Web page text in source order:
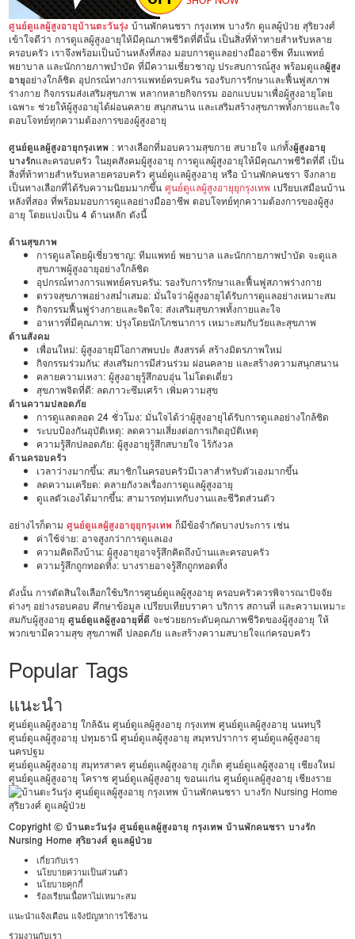
ศูนย์ดูแลผู้สูงอายุบ้านตะวันรุ่งบ้านพักคนชรา กรุงเทพ บางรัก ดูแลผู้ป่วย สุริยวงศ์
เข้าใจดีว่า การดูแลผู้สูงอายุให้มีคุณภาพชีวิตที่ดีนั้น เป็นสิ่งที่ท้าทายสำหรับหลาย
ครอบครัว เราจึงพร้อมเป็นบ้านหลังที่สอง มอบการดูแลอย่างมืออาชีพ ทีมแพทย์
พยาบาล และนักกายภาพบำบัด ที่มีความเชี่ยวชาญ ประสบการณ์สูง พร้อมดูแลผู้สูง
อายุอย่างใกล้ชิด อุปกรณ์ทางการแพทย์ครบครัน รองรับการรักษาและฟื้นฟูสภาพ
ร่างกาย กิจกรรมส่งเสริมสุขภาพ หลากหลายกิจกรรม ออกแบบมาเพื่อผู้สูงอายุโดย
เฉพาะ ช่วยให้ผู้สูงอายุได้ผ่อนคลาย สนุกสนาน และเสริมสร้างสุขภาพทั้งกายและใจ
ตอบโจทย์ทุกความต้องการของผู้สูงอายุ
ศูนย์ดูแลผู้สูงอายุกรุงเทพ : ทางเลือกที่มอบความสุขกาย สบายใจ แก่ทั้งผู้สูงอายุ
บางรักและครอบครัว ในยุคสังคมผู้สูงอายุ การดูแลผู้สูงอายุให้มีคุณภาพชีวิตที่ดี เป็น
สิ่งที่ท้าทายสำหรับหลายครอบครัว ศูนย์ดูแลผู้สูงอายุ หรือ บ้านพักคนชรา จึงกลาย
เป็นทางเลือกที่ได้รับความนิยมมากขึ้นศูนย์ดูแลผู้สูงอายุยุกรุงเทพ เปรียบเสมือนบ้าน
หลังที่สอง ที่พร้อมมอบการดูแลอย่างมืออาชีพ ตอบโจทย์ทุกความต้องการของผู้สูง
อายุ โดยแบ่งเป็น 4 ด้านหลัก ดังนี้
ด้านสุขภาพ
การดูแลโดยผู้เชี่ยวชาญ: ทีมแพทย์ พยาบาล และนักกายภาพบำบัด จะดูแล
สุขภาพผู้สูงอายุอย่างใกล้ชิด
อุปกรณ์ทางการแพทย์ครบครัน: รองรับการรักษาและฟื้นฟูสภาพร่างกาย
ตรวจสุขภาพอย่างสม่ำเสมอ: มั่นใจว่าผู้สูงอายุได้รับการดูแลอย่างเหมาะสม
กิจกรรมฟื้นฟูร่างกายและจิตใจ: ส่งเสริมสุขภาพทั้งกายและใจ
อาหารที่มีคุณภาพ: ปรุงโดยนักโภชนาการ เหมาะสมกับวัยและสุขภาพ
ด้านสังคม
เพื่อนใหม่: ผู้สูงอายุมีโอกาสพบปะ สังสรรค์ สร้างมิตรภาพใหม่
กิจกรรมร่วมกัน: ส่งเสริมการมีส่วนร่วม ผ่อนคลาย และสร้างความสนุกสนาน
คลายความเหงา: ผู้สูงอายุรู้สึกอบอุ่น ไม่โดดเดี่ยว
สุขภาพจิตที่ดี: ลดภาวะซึมเศร้า เพิ่มความสุข
ด้านความปลอดภัย
การดูแลตลอด 24 ชั่วโมง: มั่นใจได้ว่าผู้สูงอายุได้รับการดูแลอย่างใกล้ชิด
ระบบป้องกันอุบัติเหตุ: ลดความเสี่ยงต่อการเกิดอุบัติเหตุ
ความรู้สึกปลอดภัย: ผู้สูงอายุรู้สึกสบายใจ ไร้กังวล
ด้านครอบครัว
เวลาว่างมากขึ้น: สมาชิกในครอบครัวมีเวลาสำหรับตัวเองมากขึ้น
ลดความเครียด: คลายกังวลเรื่องการดูแลผู้สูงอายุ
ดูแลตัวเองได้มากขึ้น: สามารถทุ่มเทกับงานและชีวิตส่วนตัว
อย่างไรก็ตามศูนย์ดูแลผู้สูงอายุยุกรุงเทพ ก็มีข้อจำกัดบางประการ เช่น
ค่าใช้จ่าย: อาจสูงกว่าการดูแลเอง
ความคิดถึงบ้าน: ผู้สูงอายุอาจรู้สึกคิดถึงบ้านและครอบครัว
ความรู้สึกถูกทอดทิ้ง: บางรายอาจรู้สึกถูกทอดทิ้ง
ดังนั้น การตัดสินใจเลือกใช้บริการศูนย์ดูแลผู้สูงอายุ ครอบครัวควรพิจารณาปัจจัย
ต่างๆ อย่างรอบคอบ ศึกษาข้อมูล เปรียบเทียบราคา บริการ สถานที่ และความเหมาะ
สมกับผู้สูงอายุศูนย์ดูแลผู้สูงอายุที่ดี จะช่วยยกระดับคุณภาพชีวิตของผู้สูงอายุ ให้
พวกเขามีความสุข สุขภาพดี ปลอดภัย และสร้างความสบายใจแก่ครอบครัว
Popular Tags
แนะนำ
ศูนย์ดูแลผู้สูงอายุ ใกล้ฉัน ศูนย์ดูแลผู้สูงอายุ กรุงเทพ ศูนย์ดูแลผู้สูงอายุ นนทบุรี
ศูนย์ดูแลผู้สูงอายุ ปทุมธานี ศูนย์ดูแลผู้สูงอายุ สมุทรปราการ ศูนย์ดูแลผู้สูงอายุ
นครปฐม
ศูนย์ดูแลผู้สูงอายุ สมุทรสาคร ศูนย์ดูแลผู้สูงอายุ ภูเก็ต ศูนย์ดูแลผู้สูงอายุ เชียงใหม่
ศูนย์ดูแลผู้สูงอายุ โคราช ศูนย์ดูแลผู้สูงอายุ ขอนแก่น ศูนย์ดูแลผู้สูงอายุ เชียงราย
Copyright © บ้านตะวันรุ่ง ศูนย์ดูแลผู้สูงอายุ กรุงเทพ บ้านพักคนชรา บางรัก
Nursing Home สุริยวงศ์ ดูแลผู้ป่วย
เกี่ยวกับเรา
นโยบายความเป็นส่วนตัว
นโยบายคุกกี้
ร้องเรียนเนื้อหาไม่เหมาะสม
แนะนำแจ้งเตือน แจ้งปัญหาการใช้งาน